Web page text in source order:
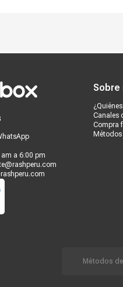
a 6:00 pm
Sobre
Canales
Compra
Métodos